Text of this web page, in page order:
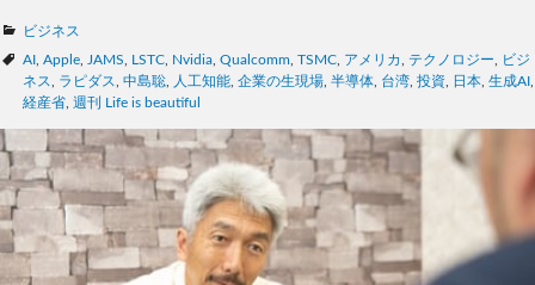
カ
テ
ゴ
リ
ビジネス
タ
グ
AI Apple JAMS LSTC Nvidia Qualcomm TSMC アメリカ テクノロジー
ビジ
ネス
ラピダス 中島聡 人工知能 企業の生現場 半導体 台湾 投資 日本 生成AI
経産省 週刊 Life is beautiful